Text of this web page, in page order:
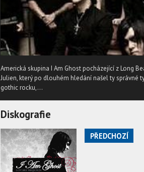
Americká skupina I Am Ghost pocházející z Long
Julien, který po dlouhém hledání našel ty správné
gothic rocku,...
Diskografie
PŘEDCHOZÍ